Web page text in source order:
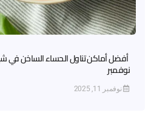
أفضل أماكن تناول الحساء الساخن في
نوفمبر
نوفمبر 11, 2025